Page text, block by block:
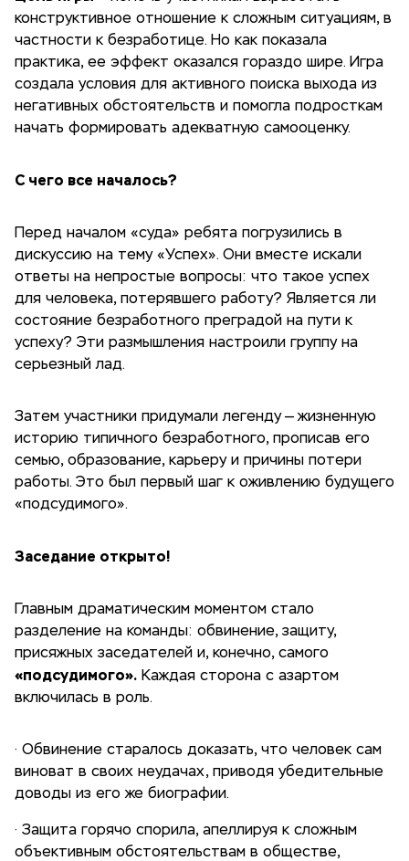
конструктивное отношение к сложным ситуациям, в
частности к безработице. Но как показала
практика, ее эффект оказался гораздо шире. Игра
создала условия для активного поиска выхода из
негативных обстоятельств и помогла подросткам
начать формировать адекватную самооценку.
С чего все началось?
Перед началом «суда» ребята погрузились в
дискуссию на тему «Успех». Они вместе искали
ответы на непростые вопросы: что такое успех
для человека, потерявшего работу? Является ли
состояние безработного преградой на пути к
успеху? Эти размышления настроили группу на
серьезный лад.
Затем участники придумали легенду — жизненную
историю типичного безработного, прописав его
семью, образование, карьеру и причины потери
работы. Это был первый шаг к оживлению будущего
«подсудимого».
Заседание открыто!
Главным драматическим моментом стало
разделение на команды: обвинение, защиту,
присяжных заседателей и, конечно, самого
«подсудимого». Каждая сторона с азартом
включилась в роль.
· Обвинение старалось доказать, что человек сам
виноват в своих неудачах, приводя убедительные
доводы из его же биографии.
· Защита горячо спорила, апеллируя к сложным
объективным обстоятельствам в обществе,